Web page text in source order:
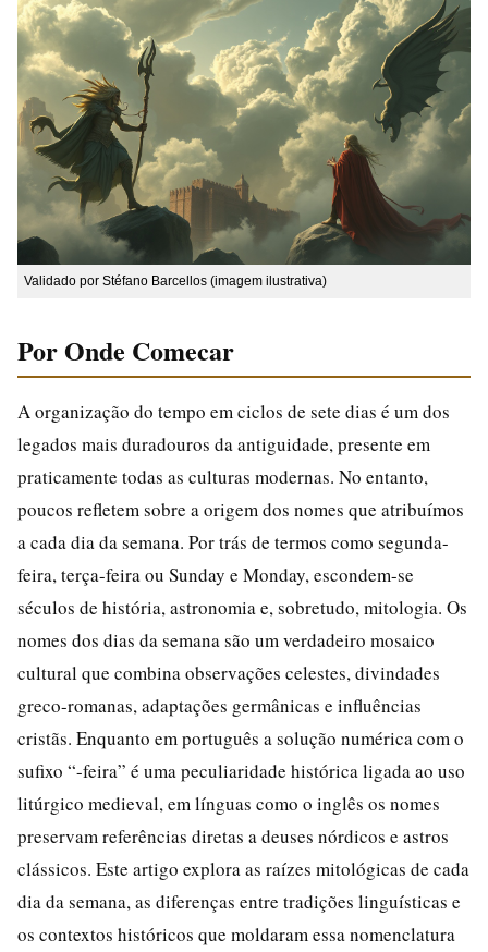
Validado por Stéfano Barcellos (imagem ilustrativa)
Por Onde Comecar
A organização do tempo em ciclos de sete dias é um dos
legados mais duradouros da antiguidade, presente em
praticamente todas as culturas modernas. No entanto,
poucos refletem sobre a origem dos nomes que atribuímos
a cada dia da semana. Por trás de termos como segunda-
feira, terça-feira ou Sunday e Monday, escondem-se
séculos de história, astronomia e, sobretudo, mitologia. Os
nomes dos dias da semana são um verdadeiro mosaico
cultural que combina observações celestes, divindades
greco-romanas, adaptações germânicas e influências
cristãs. Enquanto em português a solução numérica com o
sufixo “-feira” é uma peculiaridade histórica ligada ao uso
litúrgico medieval, em línguas como o inglês os nomes
preservam referências diretas a deuses nórdicos e astros
clássicos. Este artigo explora as raízes mitológicas de cada
dia da semana, as diferenças entre tradições linguísticas e
os contextos históricos que moldaram essa nomenclatura